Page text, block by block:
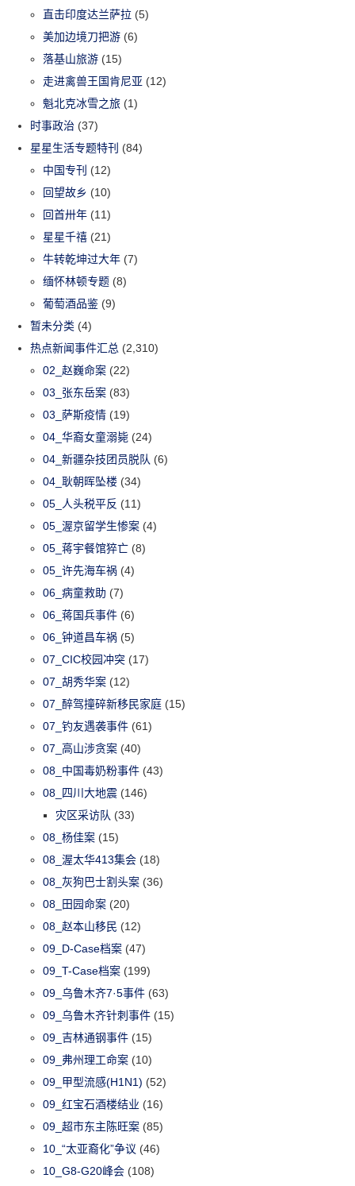
直击印度达兰萨拉 (5)
美加边境刀把游 (6)
落基山旅游 (15)
走进禽兽王国肯尼亚 (12)
魁北克冰雪之旅 (1)
时事政治 (37)
星星生活专题特刊 (84)
中国专刊 (12)
回望故乡 (10)
回首卅年 (11)
星星千禧 (21)
牛转乾坤过大年 (7)
缅怀林顿专题 (8)
葡萄酒品鉴 (9)
暂未分类 (4)
热点新闻事件汇总 (2,310)
02_赵巍命案 (22)
03_张东岳案 (83)
03_萨斯疫情 (19)
04_华裔女童溺毙 (24)
04_新疆杂技团员脱队 (6)
04_耿朝晖坠楼 (34)
05_人头税平反 (11)
05_渥京留学生惨案 (4)
05_蒋宇餐馆猝亡 (8)
05_许先海车祸 (4)
06_病童救助 (7)
06_蒋国兵事件 (6)
06_钟道昌车祸 (5)
07_CIC校园冲突 (17)
07_胡秀华案 (12)
07_醉驾撞碎新移民家庭 (15)
07_钓友遇袭事件 (61)
07_高山涉贪案 (40)
08_中国毒奶粉事件 (43)
08_四川大地震 (146)
灾区采访队 (33)
08_杨佳案 (15)
08_渥太华413集会 (18)
08_灰狗巴士割头案 (36)
08_田园命案 (20)
08_赵本山移民 (12)
09_D-Case档案 (47)
09_T-Case档案 (199)
09_乌鲁木齐7·5事件 (63)
09_乌鲁木齐针刺事件 (15)
09_吉林通钢事件 (15)
09_弗州理工命案 (10)
09_甲型流感(H1N1) (52)
09_红宝石酒楼结业 (16)
09_超市东主陈旺案 (85)
10_“太亚裔化”争议 (46)
10_G8-G20峰会 (108)